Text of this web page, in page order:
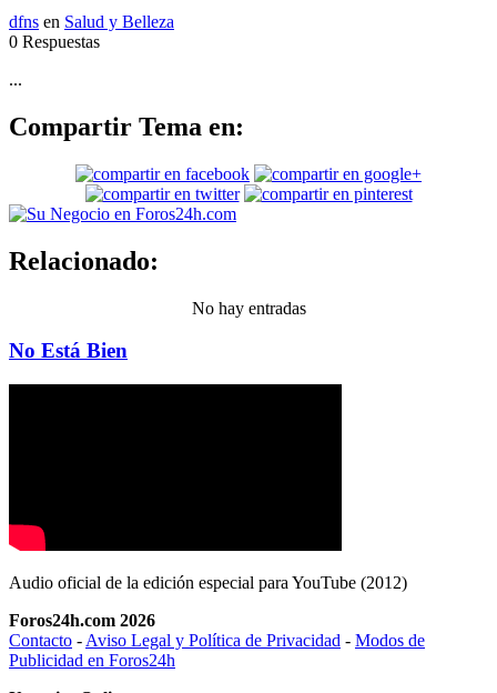
dfns en Salud y Belleza
0 Respuestas
...
Compartir Tema en:
Relacionado:
No hay entradas
No Está Bien
Audio oficial de la edición especial para YouTube (2012)
Foros24h.com 2026
Contacto - Aviso Legal y Política de Privacidad - Modos de
Publicidad en Foros24h